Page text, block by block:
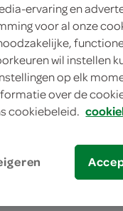
zijn niet zichtbaar
ervaring en
voor al onze
wil instellen
op elk
over de
cookiebeleid.